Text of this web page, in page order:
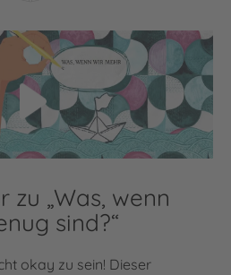
zu „Was, wenn
sind?“
okay zu sein! Dieser